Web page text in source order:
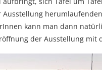
kann man dann
der Ausstellung mit